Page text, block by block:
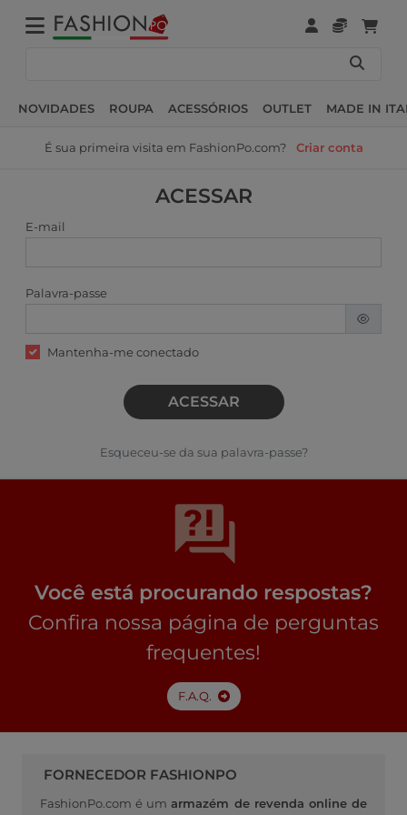
NOVIDADES ROUPA ACESSÓRIOS OUTLET MADE IN
É sua primeira visita em FashionPo.com? Criar conta
ACESSAR
E-mail
Palavra-passe
Mantenha-me conectado
ACESSAR
Esqueceu-se da sua palavra-passe?
Você está procurando respostas?
Confira nossa página de perguntas
frequentes!
F.A.Q.
FORNECEDOR FASHIONPO
FashionPo.com é umarmazém de revenda online de